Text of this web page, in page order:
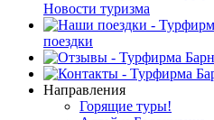
Новости туризма
поездки
Направления
Горящие туры!